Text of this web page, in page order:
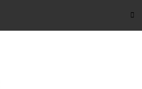
